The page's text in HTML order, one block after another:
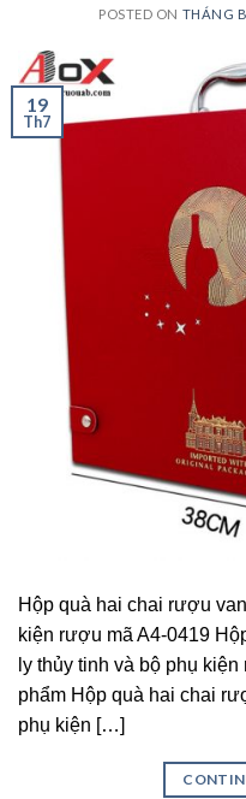
POSTED ON THÁNG
19
Th7
Hộp quà hai chai rượu
kiện rượu mã A4-0419
ly thủy tinh và bộ phụ
phẩm Hộp quà hai chai
phụ kiện […]